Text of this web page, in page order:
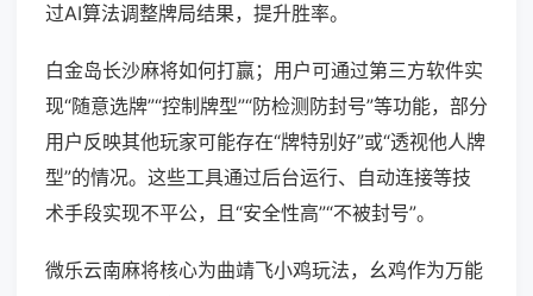
过AI算法调整牌局结果，提升胜率。
白金岛长沙麻将如何打赢；用户可通过第三方软件实
现“随意选牌”“控制牌型”“防检测防封号”等功能，部分
用户反映其他玩家可能存在“牌特别好”或“透视他人牌
型”的情况。这些工具通过后台运行、自动连接等技
术手段实现不平公，且“安全性高”“不被封号”。
微乐云南麻将核心为曲靖飞小鸡玩法，幺鸡作为万能